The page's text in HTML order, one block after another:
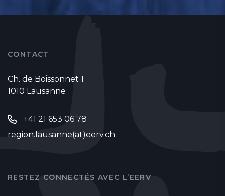
CONTACT
Ch. de Boissonnet 1
1010 Lausanne
+41 21 653 06 78
region.lausanne(at)eerv.ch
RESTEZ CONNECTÉS AVEC L’EERV